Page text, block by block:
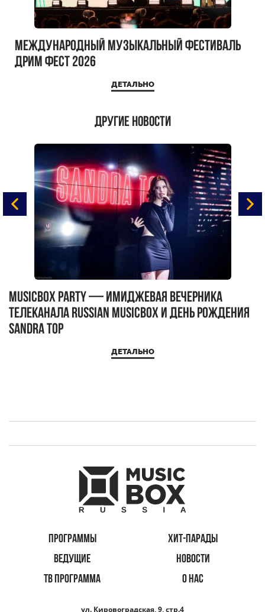
Международный музыкальный фестиваль
ДРИМ ФЕСТ 2026
ДЕТАЛЬНО
Другие новости
MUSICBOX PARTY — имиджевая вечерника
телеканала RUSSIAN MUSICBOX и день рождения
Sandra Top
ДЕТАЛЬНО
ПРОГРАММЫ
ХИТ-ПАРАДЫ
ВЕДУЩИЕ
НОВОСТИ
ТВ ПРОГРАММА
О НАС
ул. Кировоградская, 9, стр.4